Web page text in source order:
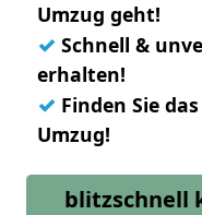
Umzug geht!
✓ Schnell &
erhalten!
✓ Finden Sie
Umzug!
blitzschnell